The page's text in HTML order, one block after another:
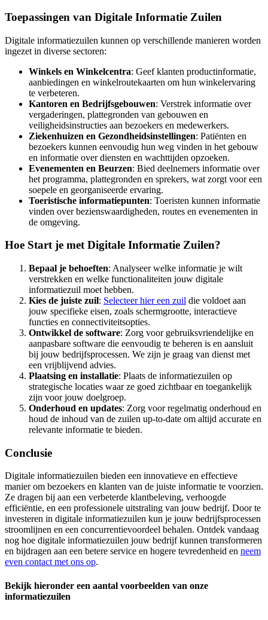
Toepassingen van Digitale Informatie Zuilen
Digitale informatiezuilen kunnen op verschillende manieren worden
ingezet in diverse sectoren:
Winkels en Winkelcentra: Geef klanten productinformatie,
aanbiedingen en winkelroutekaarten om hun winkelervaring
te verbeteren.
Kantoren en Bedrijfsgebouwen: Verstrek informatie over
vergaderingen, plattegronden van gebouwen en
veiligheidsinstructies aan bezoekers en medewerkers.
Ziekenhuizen en Gezondheidsinstellingen: Patiënten en
bezoekers kunnen eenvoudig hun weg vinden in het gebouw
en informatie over diensten en wachttijden opzoeken.
Evenementen en Beurzen: Bied deelnemers informatie over
het programma, plattegronden en sprekers, wat zorgt voor een
soepele en georganiseerde ervaring.
Toeristische informatiepunten: Toeristen kunnen informatie
vinden over bezienswaardigheden, routes en evenementen in
de omgeving.
Hoe Start je met Digitale Informatie Zuilen?
Bepaal je behoeften: Analyseer welke informatie je wilt
verstrekken en welke functionaliteiten jouw digitale
informatiezuil moet hebben.
Kies de juiste zuil: Selecteer hier een zuil die voldoet aan
jouw specifieke eisen, zoals schermgrootte, interactieve
functies en connectiviteitsopties.
Ontwikkel de software: Zorg voor gebruiksvriendelijke en
aanpasbare software die eenvoudig te beheren is en aansluit
bij jouw bedrijfsprocessen. We zijn je graag van dienst met
een vrijblijvend advies.
Plaatsing en installatie: Plaats de informatiezuilen op
strategische locaties waar ze goed zichtbaar en toegankelijk
zijn voor jouw doelgroep.
Onderhoud en updates: Zorg voor regelmatig onderhoud en
houd de inhoud van de zuilen up-to-date om altijd accurate en
relevante informatie te bieden.
Conclusie
Digitale informatiezuilen bieden een innovatieve en effectieve
manier om bezoekers en klanten van de juiste informatie te voorzien.
Ze dragen bij aan een verbeterde klantbeleving, verhoogde
efficiëntie, en een professionele uitstraling van jouw bedrijf. Door te
investeren in digitale informatiezuilen kun je jouw bedrijfsprocessen
stroomlijnen en een concurrentievoordeel behalen. Ontdek vandaag
nog hoe digitale informatiezuilen jouw bedrijf kunnen transformeren
en bijdragen aan een betere service en hogere tevredenheid en neem
even contact met ons op.
Bekijk hieronder een aantal voorbeelden van onze
informatiezuilen